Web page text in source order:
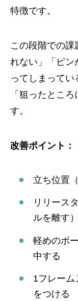
特徴です。
この段階での課
れない」「ピン
ってしまって
「狙ったとこ
す。
改善ポイント：
立ち位置
リリース
ルを離す）
軽めのボ
中する
1フレーム
をつける